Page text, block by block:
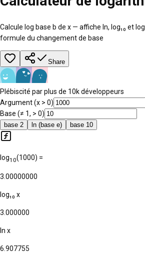
Calcule log base b de x — affiche ln, log₁₀ et
formule du changement de base
Share
Plébiscité par plus de 10k développeurs
Argument (x > 0)
Base (≠ 1, > 0)
base 2 ln (base e) base 10
log10(1000) =
3.00000000
log₁₀ x
3.000000
ln x
6.907755